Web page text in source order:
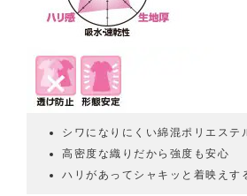
シワになりにくい綿混ポリエステ
高密度な織りだから強度も安心
ハリがあってシャキッと着映えす